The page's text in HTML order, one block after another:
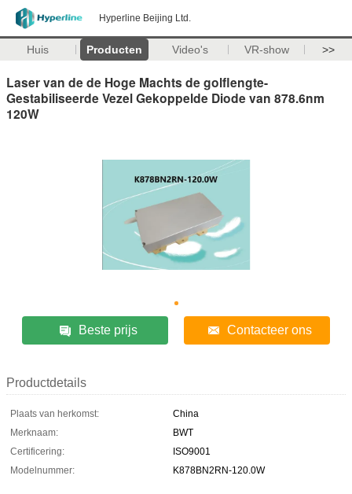
Hyperline Beijing Ltd.
Huis Producten Video's VR-show >>
Laser van de de Hoge Machts de golflengte-
Gestabiliseerde Vezel Gekoppelde Diode van 878.6nm
120W
Beste prijs Contacteer ons
Productdetails
Plaats van herkomst:
China
Merknaam:
BWT
Certificering:
ISO9001
Modelnummer:
K878BN2RN-120.0W